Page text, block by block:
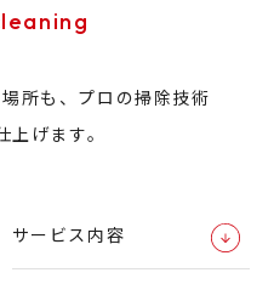
所も、プロの掃除技術
上げます。
サービス内容